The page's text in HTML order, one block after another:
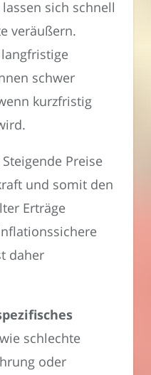
sich schnell
veräußern.
schwer
kurzfristig
Steigende Preise
und somit den
Erträge
daher
schlechte
oder